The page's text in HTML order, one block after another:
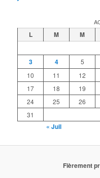
L M M
3
4 5
10
11 12
17
18 19
24
25 26
31
« Juil
Fièrement